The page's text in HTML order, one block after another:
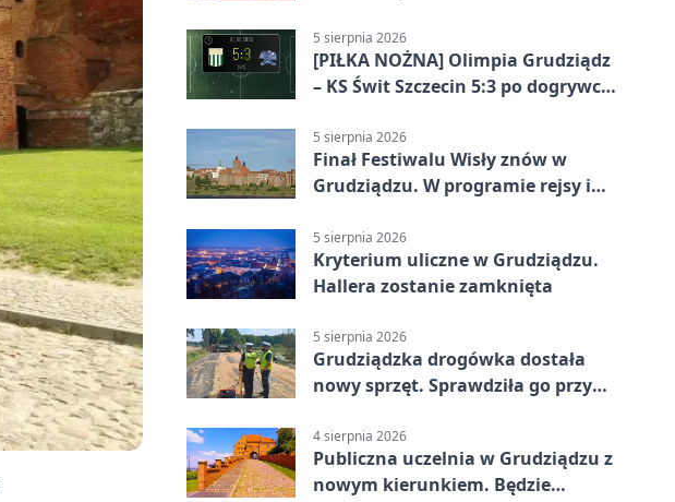
5 sierpnia 2026
[PIŁKA NOŻNA] Olimpia Grudziądz
– KS Świt Szczecin 5:3 po dogrywce
odwrócili losy meczu
5 sierpnia 2026
Finał Festiwalu Wisły znów w
Grudziądzu. W programie rejsy i
5 sierpnia 2026
Kryterium uliczne w Grudziądzu.
Hallera zostanie zamknięta
5 sierpnia 2026
Grudziądzka drogówka dostała
nowy sprzęt. Sprawdziła go przy
4 sierpnia 2026
Publiczna uczelnia w Grudziądzu z
nowym kierunkiem. Będzie